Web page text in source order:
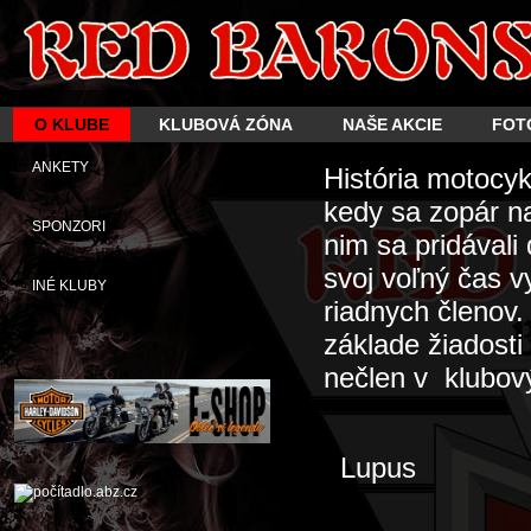
O KLUBE KLUBOVÁ ZÓNA NAŠE AKCIE
História
kedy sa zopár
nim sa
svoj voľný čas
riadnych
základe
nečlen v
Lupus
ANKETY
SPONZORI
INÉ KLUBY